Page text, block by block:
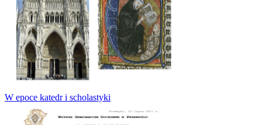
W epoce katedr i scholastyki